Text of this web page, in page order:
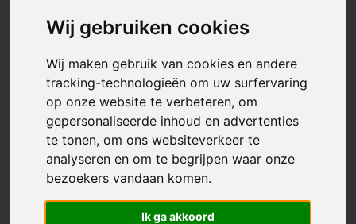
Wij gebruiken cookies
Wij maken gebruik van cookies en andere
tracking-technologieën om uw surfervaring
op onze website te verbeteren, om
gepersonaliseerde inhoud en advertenties
te tonen, om ons websiteverkeer te
analyseren en om te begrijpen waar onze
bezoekers vandaan komen.
Ik ga akkoord
Grof Huisvuil (Sticker)